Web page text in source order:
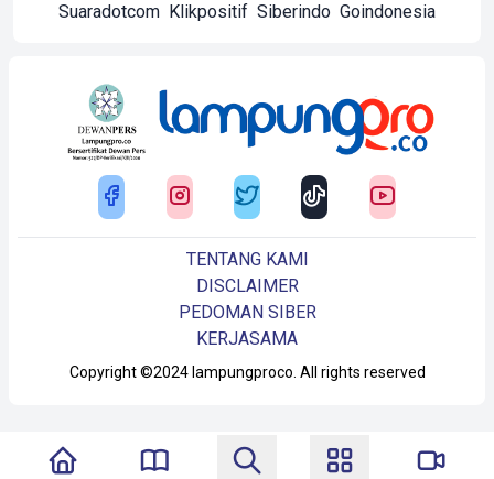
Suaradotcom Klikpositif Siberindo Goindonesia
Copyright ©2024 lampungproco. All rights reserved
TENTANG KAMI
DISCLAIMER
PEDOMAN SIBER
KERJASAMA